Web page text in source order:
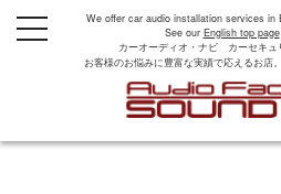
We offer car audio installation services
See our English top page
カーオーディオ・ナビ カーセキ
お客様のお悩みに豊富な実績で応えるお店
t
o
a